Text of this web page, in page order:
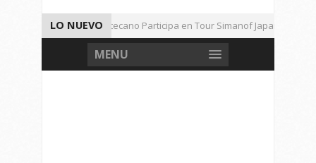
LO NUEVO
Universitario Zacatecano Participa en Tour Simanof Japan 2026
Implementa SAMA Estrategia de Reciclaje con Empresa PetStar
MENU